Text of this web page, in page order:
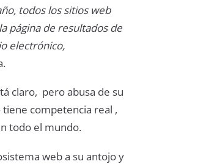
todos los sitios web
página de resultados de
electrónico,
claro, pero abusa de su
competencia real ,
todo el mundo.
web a su antojo y